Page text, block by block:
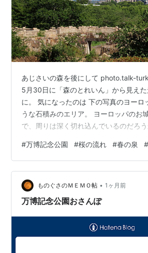
あじさいの森を後にして photo.talk-
5月30日に「森のとれいん」から見え
に。 気になったのは 下の写真のヨーロ
うな石積みのエリア。 ヨーロッパのお
で、周りは深く切れ込んでいるのだろ
ら、向かったというか、 どこにあるの
いので とにかく歩いた。 あじさいの森
ろに、 石積みがあった。 これかな？
「春の泉」とあった。 どうもこれのよ
とした木々の中に、ヨーロッパの城跡の
#万博記念公園 #桜の流れ #春の泉
ものぐさのＭＥＭＯ帖 • 1ヶ月前
万博記念公園おさんぽ